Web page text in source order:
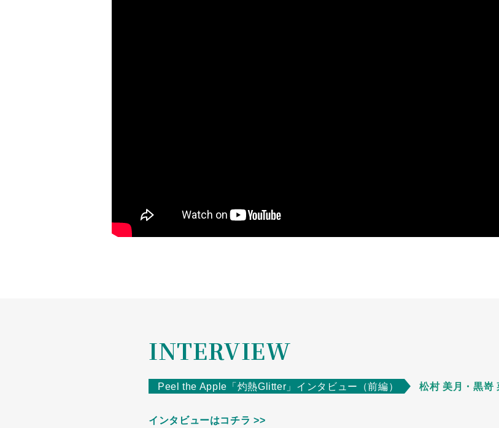
INTERVIEW
Peel the Apple「灼熱Glitter」インタビュー（前編） 松村 美⽉・黒嵜
インタビューはコチラ >>